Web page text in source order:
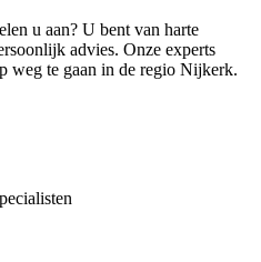
u aan? U bent van harte
advies. Onze experts
weg te gaan in de regio Nijkerk.